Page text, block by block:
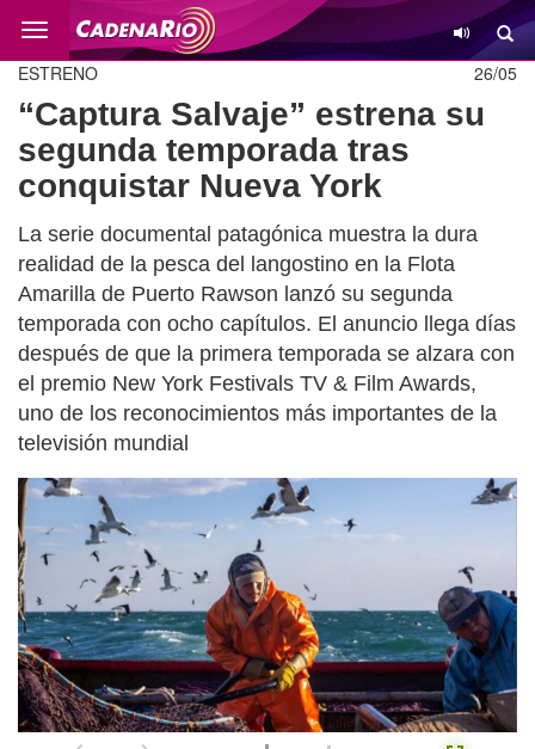
Cambio
26/05
ESTRENO
“Captura Salvaje” estrena su
segunda temporada tras
conquistar Nueva York
La serie documental patagónica muestra la dura
realidad de la pesca del langostino en la Flota
Amarilla de Puerto Rawson lanzó su segunda
temporada con ocho capítulos. El anuncio llega días
después de que la primera temporada se alzara con
el premio New York Festivals TV & Film Awards,
uno de los reconocimientos más importantes de la
televisión mundial